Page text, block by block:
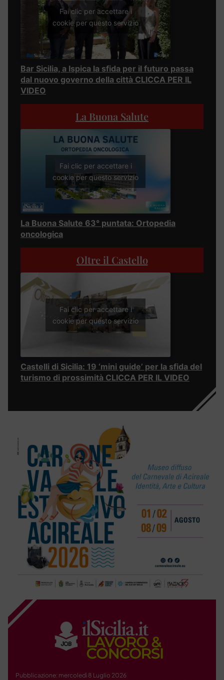
Fai clic per accettare i
cookie per questo servizio
Bar Sicilia, a Ispica la sfida per il futuro passa
dal nuovo governo della città CLICCA PER IL
VIDEO
La Buona Salute
Fai clic per accettare i
cookie per questo servizio
La Buona Salute 63° puntata: Ortopedia
oncologica
Oltre il Castello
Fai clic per accettare i
cookie per questo servizio
Castelli di Sicilia: 19 ‘mini guide’ per la sfida del
turismo di prossimità CLICCA PER IL VIDEO
Pubblicazione: mercoledì 8 Luglio 2026